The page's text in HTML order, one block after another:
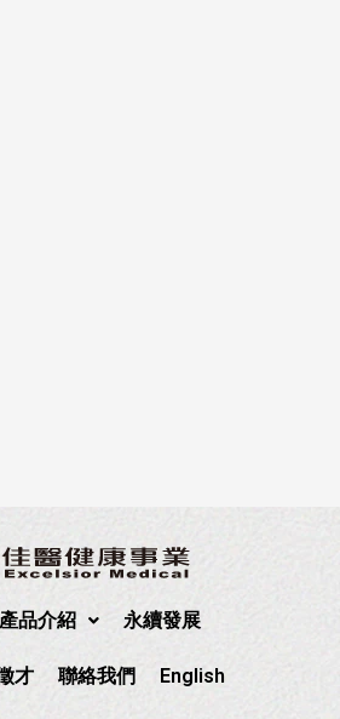
產品介紹 永續發展
才 聯絡我們 English